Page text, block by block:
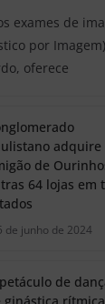
exames de
por
oferece
adquire
de
64 lojas em
de junho de 2024
de